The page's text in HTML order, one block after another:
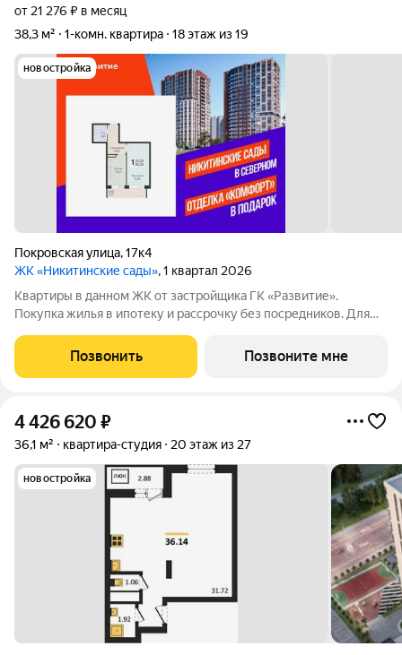
от 21 276 ₽ в месяц
38,3 м²
1-комн. квартира 18 этаж из 19
новостройка
Покровская улица,17к4
ЖК «Никитинские сады», 1 квартал 2026
Квартиры в данном ЖК от застройщика ГК «Развитие».
Покупка жилья в ипотеку и рассрочку без посредников. Для
обращайтесь в отдел продаж застройщика.
Позвонить Позвоните мне
4 426 620 ₽
36,1 м² квартира-студия 20 этаж из 27
новостройка